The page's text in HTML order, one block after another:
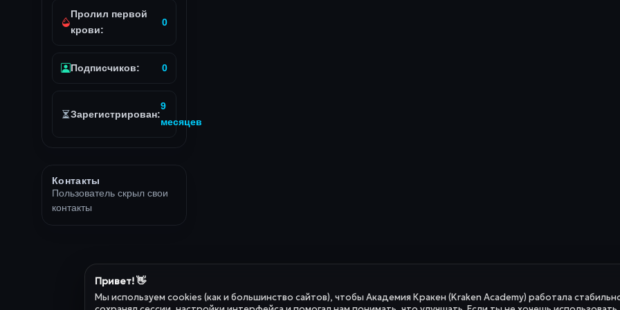
Привет! 👋
Мы используем cookies (как и большинство сайтов), чтобы Академия Кракен (Kraken Academy) работала
Пролил первой
крови:
0
Подписчиков: 0
Зарегистрирован:
9
месяцев
Контакты
Пользователь скрыл свои
контакты